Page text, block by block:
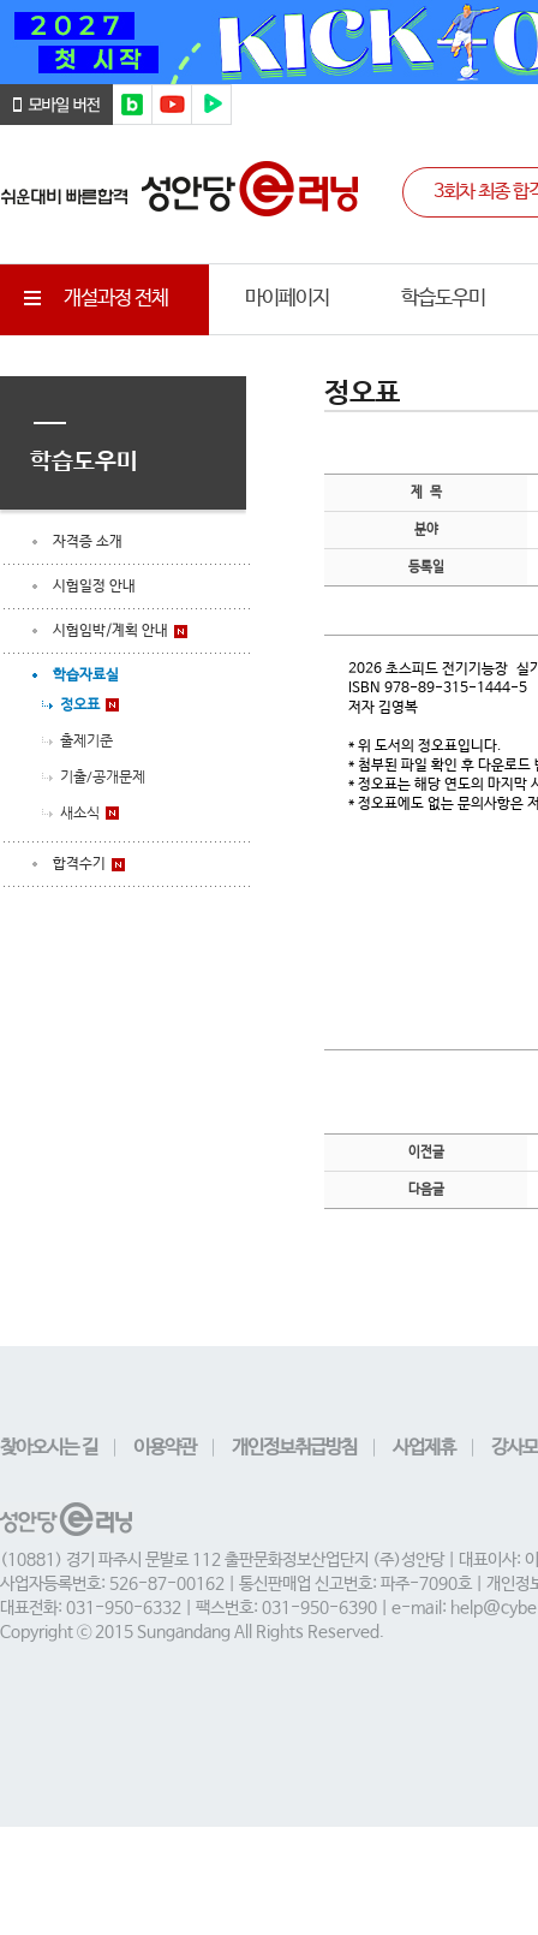
개설과정 전체 마이페이지 학습도우미
학습도우미
자격증 소개
시험일정 안내
시험임박/계획 안내
학습자료실
정오표
출제기준
기출/공개문제
새소식
합격수기
정오표
제 목
분야
등록일
2026 초스피드 전기기능장 실
ISBN 978-89-315-1444-5
저자 김영복
* 위 도서의 정오표입니다.
* 첨부된 파일 확인 후 다운로드
* 정오표는 해당 연도의 마지막
* 정오표에도 없는 문의사항은
이전글
다음글
찾아오시는 길 이용약관 개인정보취급방침 사업제휴 강사
(10881) 경기 파주시 문발로 112 출판문화정보산업단지 (주)성안당 | 대표이사:
사업자등록번호: 526-87-00162 | 통신판매업 신고번호: 파주-7090호 | 개인정
대표전화: 031-950-6332 | 팩스번호: 031-950-6390 | e-mail:
Copyright ⓒ 2015 Sungandang All Rights Reserved.